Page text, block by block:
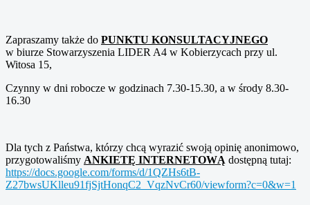
Zapraszamy także do PUNKTU KONSULTACYJNEGO
w biurze Stowarzyszenia LIDER A4 w Kobierzycach przy ul.
Witosa 15,
Czynny w dni robocze w godzinach 7.30-15.30, a w środy 8.30-
16.30
Dla tych z Państwa, którzy chcą wyrazić swoją opinię anonimowo,
przygotowaliśmy ANKIETĘ INTERNETOWĄ dostępną tutaj:
https://docs.google.com/forms/d/1QZHs6tB-
Z27bwsUKlleu91fjSjtHonqC2_ VqzNvCr60/viewform?c=0&w=1